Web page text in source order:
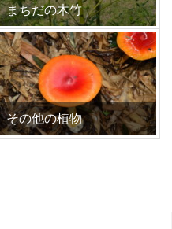
まちだの木竹
その他の植物